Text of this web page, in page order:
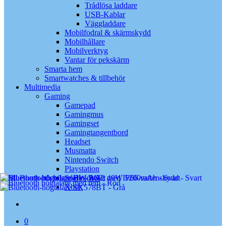
Trådlösa laddare
USB-Kablar
Väggladdare
Mobilfodral & skärmskydd
Mobilhållare
Mobilverktyg
Vantar för pekskärm
Smarta hem
Smartwatches & tillbehör
Multimedia
Gaming
Gamepad
Gamingmus
Gamingset
Gamingtangentbord
Headset
Musmatta
Nintendo Switch
Playstation
Spelkonsol
Xbox
0